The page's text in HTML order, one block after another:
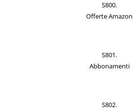
S800.
Offerte Amazon
S801.
Abbonamenti
S802.